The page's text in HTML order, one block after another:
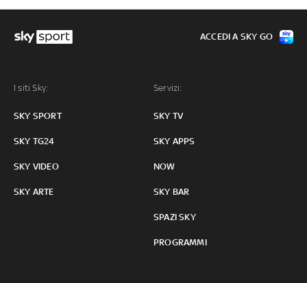
I siti Sky:
SKY SPORT
SKY TG24
SKY VIDEO
SKY ARTE
Servizi:
SKY TV
SKY APPS
NOW
SKY BAR
SPAZI SKY
PROGRAMMI
ACCEDI A SKY GO